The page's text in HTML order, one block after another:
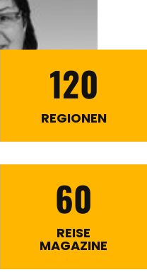
120
REGIONEN
60
REISE
MAGAZINE